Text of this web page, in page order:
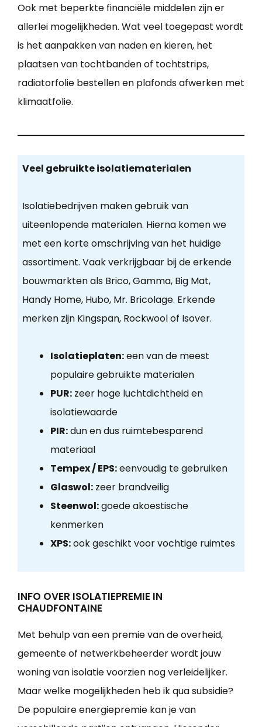
Ook met beperkte financiële middelen zijn er
allerlei mogelijkheden. Wat veel toegepast wordt
is het aanpakken van naden en kieren, het
plaatsen van tochtbanden of tochtstrips,
radiatorfolie bestellen en plafonds afwerken met
klimaatfolie.
Veel gebruikte isolatiematerialen
Isolatiebedrijven maken gebruik van
uiteenlopende materialen. Hierna komen we
met een korte omschrijving van het huidige
assortiment. Vaak verkrijgbaar bij de erkende
bouwmarkten als Brico, Gamma, Big Mat,
Handy Home, Hubo, Mr. Bricolage. Erkende
merken zijn Kingspan, Rockwool of Isover.
Isolatieplaten:een van de meest
populaire gebruikte materialen
PUR:zeer hoge luchtdichtheid en
isolatiewaarde
PIR:dun en dus ruimtebesparend
materiaal
Tempex / EPS:eenvoudig te gebruiken
Glaswol:zeer brandveilig
Steenwol:goede akoestische
kenmerken
XPS:ook geschikt voor vochtige ruimtes
INFO OVER ISOLATIEPREMIE IN
CHAUDFONTAINE
Met behulp van een premie van de overheid,
gemeente of netwerkbeheerder wordt jouw
woning van isolatie voorzien nog verleidelijker.
Maar welke mogelijkheden heb ik qua subsidie?
De populaire energiepremie kan je van